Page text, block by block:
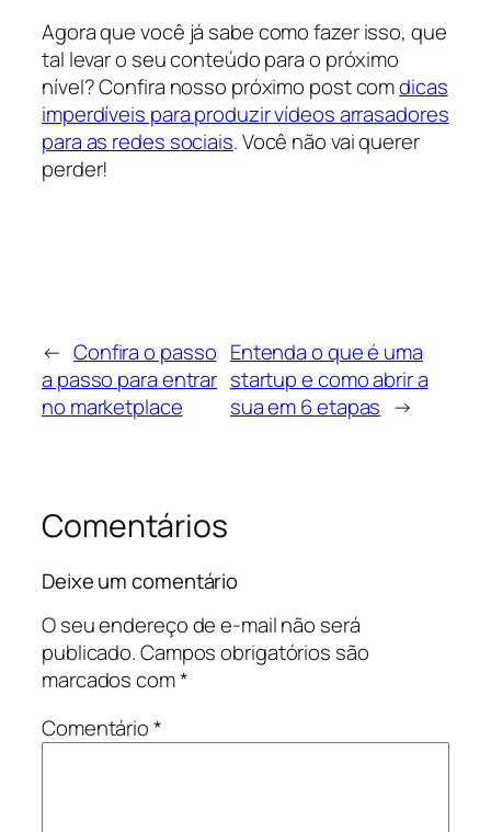
Agora que você já sabe como fazer isso, que
tal levar o seu conteúdo para o próximo
nível? Confira nosso próximo post comdicas
imperdíveis para produzir vídeos arrasadores
para as redes sociais. Você não vai querer
perder!
← Confira o passo
a passo para entrar
no marketplace
Entenda o que é uma
startup e como abrir a
sua em 6 etapas →
Comentários
Deixe um comentário
O seu endereço de e-mail não será
publicado.Campos obrigatórios são
marcados com*
Comentário*